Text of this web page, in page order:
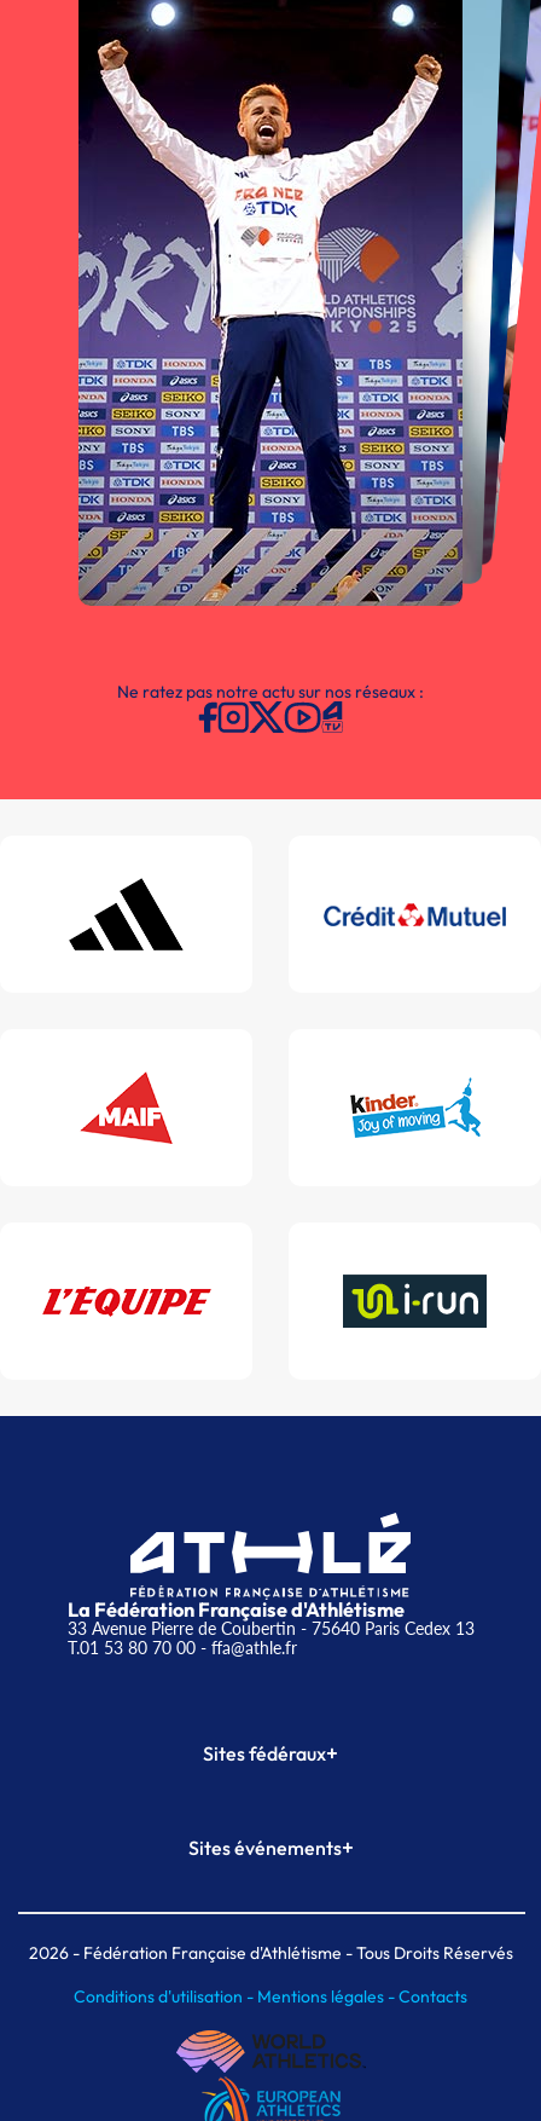
Ne ratez pas notre actu sur nos réseaux :
La Fédération Française d'Athlétisme
33 Avenue Pierre de Coubertin - 75640 Paris Cedex 13
T.01 53 80 70 00- ffa@athle.fr
Sites fédéraux+
Plateforme Formation
Sites événements+
Meeting de Paris indoor
MAIF Ekiden de Paris
2026- Fédération Française d'Athlétisme - Tous Droits Réservés
Conditions d'utilisation - Mentions légales -Contacts